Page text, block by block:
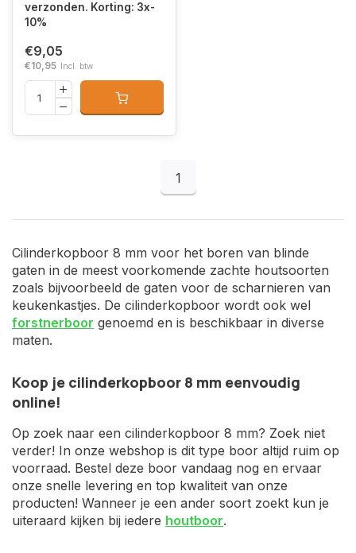
verzonden. Korting: 3x-
10%
€9,05
€10,95 Incl. btw
1
Cilinderkopboor 8 mm voor het boren van blinde
gaten in de meest voorkomende zachte houtsoorten
zoals bijvoorbeeld de gaten voor de scharnieren van
keukenkastjes. De cilinderkopboor wordt ook wel
forstnerboor genoemd en is beschikbaar in diverse
maten.
Koop je cilinderkopboor 8 mm eenvoudig
online!
Op zoek naar een cilinderkopboor 8 mm? Zoek niet
verder! In onze webshop is dit type boor altijd ruim op
voorraad. Bestel deze boor vandaag nog en ervaar
onze snelle levering en top kwaliteit van onze
producten! Wanneer je een ander soort zoekt kun je
uiteraard kijken bij iedere houtboor.